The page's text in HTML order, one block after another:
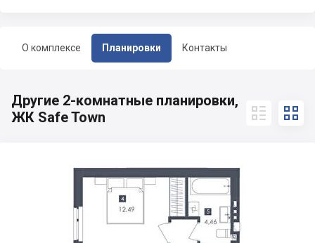
О комплексе Планировки Контакты
Другие 2-комнатные планировки,
ЖК Safe Town
 